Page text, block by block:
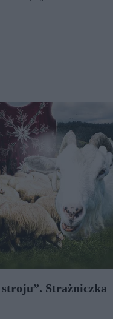
stroju”. Strażniczka